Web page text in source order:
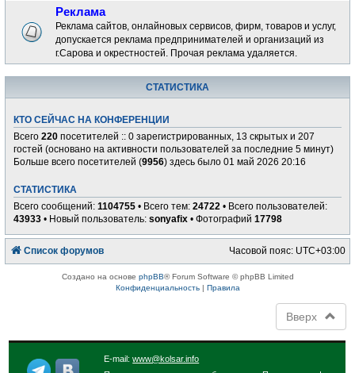
Реклама
Реклама сайтов, онлайновых сервисов, фирм, товаров и услуг,
допускается реклама предпринимателей и организаций из
г.Сарова и окрестностей. Прочая реклама удаляется.
СТАТИСТИКА
КТО СЕЙЧАС НА КОНФЕРЕНЦИИ
Всего220 посетителей :: 0 зарегистрированных, 13 скрытых и 207
гостей (основано на активности пользователей за последние 5 минут)
Больше всего посетителей (9956) здесь было 01 май 2026 20:16
СТАТИСТИКА
Всего сообщений:1104755 • Всего тем:24722 • Всего пользователей:
43933 • Новый пользователь:sonyafix • Фотографий17798
Список форумов Часовой пояс: UTC+03:00
Создано на основе phpBB® Forum Software © phpBB Limited
Конфиденциальность| Правила
Вверх
E-mail:www@kolsar.info